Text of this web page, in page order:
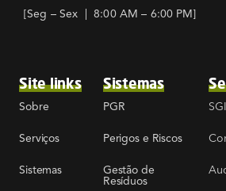
[Seg – Sex | 8:00 AM – 6:00 PM]
Site links
Sobre
Serviços
Sistemas
Sistemas
PGR
Perigos e Riscos
Gestão de
Resíduos
SGI